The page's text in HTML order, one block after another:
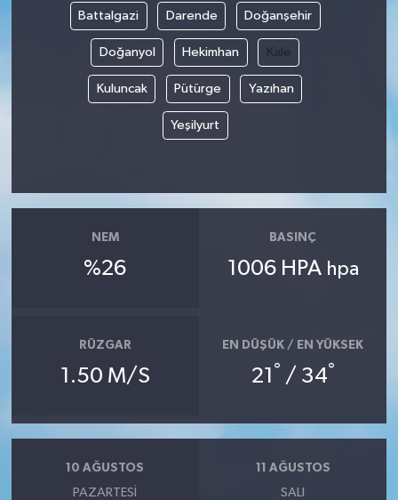
Battalgazi Darende Doğanşehir
Doğanyol Hekimhan Kale
Kuluncak Pütürge Yazıhan
Yeşilyurt
NEM
%26
BASINÇ
1006 HPA hpa
RÜZGAR
1.50 M/S
EN DÜŞÜK / EN YÜKSEK
21 ° / 34°
10 AĞUSTOS
PAZARTESI
11 AĞUSTOS
SALI
Son Dakika
Yaşam